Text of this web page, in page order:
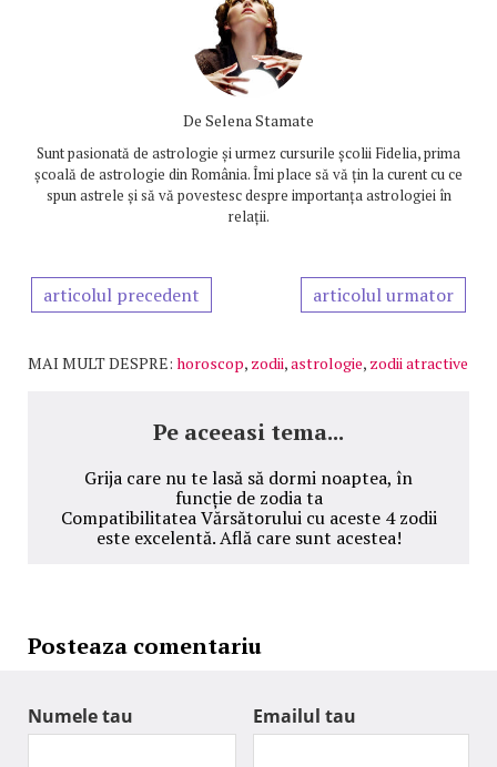
De Selena Stamate
Sunt pasionată de astrologie și urmez cursurile școlii Fidelia, prima
școală de astrologie din România. Îmi place să vă țin la curent cu ce
spun astrele și să vă povestesc despre importanța astrologiei în
relații.
articolul precedent articolul urmator
MAI MULT DESPRE: horoscop, zodii,astrologie, zodii atractive
Pe aceeasi tema...
Grija care nu te lasă să dormi noaptea, în
funcție de zodia ta
Compatibilitatea Vărsătorului cu aceste 4 zodii
este excelentă. Află care sunt acestea!
Posteaza comentariu
Numele tau Emailul tau